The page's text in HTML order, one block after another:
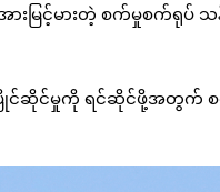
ြင့်မားတဲ့ စက်မှုစက်ရုပ် သ
ဆိုင်မှုကို ရင်ဆိုင်ဖို့အတွက်